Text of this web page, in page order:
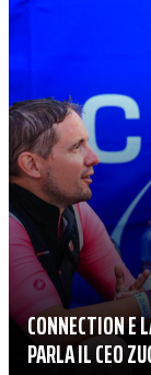
CONNECTION E
PARLA IL CEO